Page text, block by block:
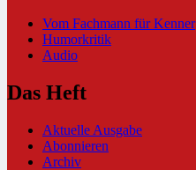
Vom Fachmann für Kenner
Humorkritik
Audio
Das Heft
Aktuelle Ausgabe
Abonnieren
Archiv